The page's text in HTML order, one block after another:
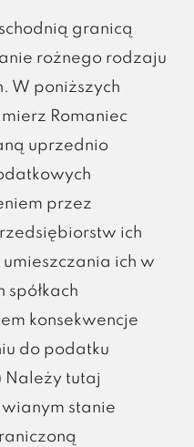
granicą
rożnego rodzaju
W poniższych
Romaniec
uprzednio
przez
ich
ich w
konsekwencje
do podatku
Należy tutaj
stanie